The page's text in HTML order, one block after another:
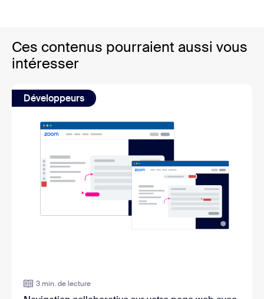
Ces contenus pourraient aussi vous
intéresser
Développeurs
3 min. de lecture